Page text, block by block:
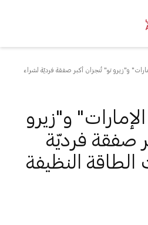
و"زيرو تو" تُنجزان أكبر صفقة فرديّة لشراء
و"زيرو
صفقة فرديّة
النظيفة